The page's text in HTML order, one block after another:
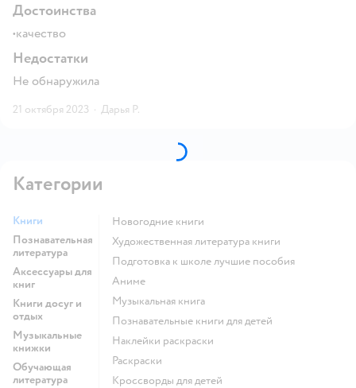
Достоинства
•качество
Недостатки
Не обнаружила
21 октября 2023 · Дарья Р.
Категории
Книги
Познавательная
литература
Аксессуары для
книг
Книги досуг и
отдых
Музыкальные
книжки
Обучающая
литература
новогодние книги
художественная литература книги
подготовка к школе лучшие пособия
Аниме
музыкальная книга
познавательные книги для детей
наклейки раскраски
раскраски
кроссворды для детей